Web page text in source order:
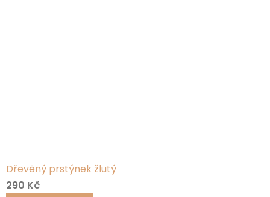
Dřevěný prstýnek žlutý
290 Kč